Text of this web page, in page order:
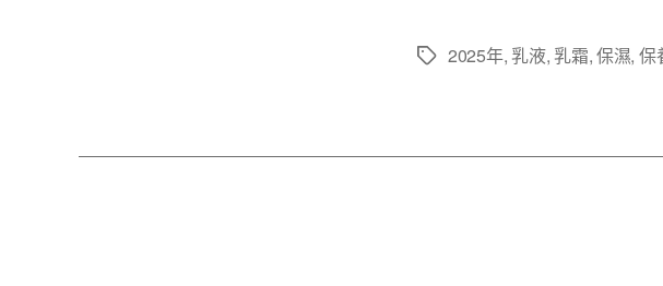
標 2025年, 乳液, 乳霜,保濕, 保